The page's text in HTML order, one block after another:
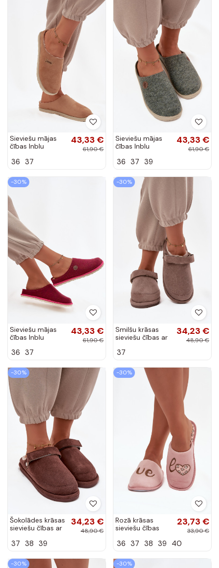
Sieviešu mājas
čības Inblu
brūnā krāsā
43,33 €
61,90 €
36 37
Sieviešu mājas
čības Inblu
krāsā
43,33 €
61,90 €
36 37 39
-30%
Sieviešu mājas
čības Inblu
krāsā
43,33 €
61,90 €
36 37
-30%
Smilšu krāsas
sieviešu čības ar
siltinātas ar
iekšpusē Rilena
34,23 €
48,90 €
37
-30%
Šokolādes krāsas
sieviešu čības ar
siltinātas ar
iekšpusē Rilena
34,23 €
48,90 €
37 38 39
-30%
Rozā krāsas
sieviešu čības
19960"
23,73 €
33,90 €
36 37 38 39 40
-30% -30%